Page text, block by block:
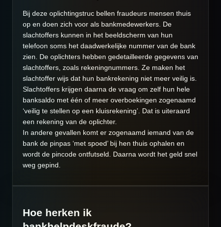
Bij deze oplichtingstruc bellen fraudeurs mensen thuis
op en doen zich voor als bankmedewerkers. De
slachtoffers kunnen in het beeldscherm van hun
telefoon soms het daadwerkelijke nummer van de bank
zien. De oplichters hebben gedetailleerde gegevens van
slachtoffers, zoals rekeningnummers. Ze maken het
slachtoffer wijs dat hun bankrekening niet meer veilig is.
Slachtoffers krijgen daarna de vraag om zelf hun hele
banksaldo met één of meer overboekingen zogenaamd
‘veilig te stellen op een kluisrekening’. Dat is uiteraard
een rekening van de oplichter.
In andere gevallen komt er zogenaamd iemand van de
bank de pinpas ‘met spoed’ bij hen thuis ophalen en
wordt de pincode ontfutseld. Daarna wordt het geld snel
weg gepind.
Hoe herken ik